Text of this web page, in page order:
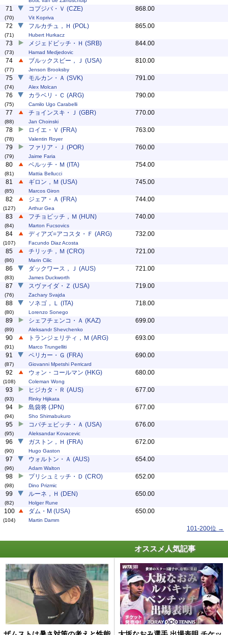
71
(70)
コプジバ・Ｖ (CZE)
Vit Kopriva
868.00
72
(71)
フルカチュ，Ｈ (POL)
Hubert Hurkacz
865.00
73
(73)
メジェドビッチ・Ｈ (SRB)
Hamad Medjedovic
844.00
74
(77)
ブルックスビー，Ｊ (USA)
Jenson Brooksby
810.00
75
(74)
モルカン・Ａ (SVK)
Alex Molcan
791.00
76
(75)
カラベリ・Ｃ (ARG)
Camilo Ugo Carabelli
790.00
77
(88)
チョインスキ・Ｊ (GBR)
Jan Choinski
770.00
78
(78)
ロイエ・Ｖ (FRA)
Valentin Royer
763.00
79
(79)
ファリア・Ｊ (POR)
Jaime Faria
760.00
80
(81)
ベルッチ・Ｍ (ITA)
Mattia Bellucci
754.00
81
(85)
ギロン，Ｍ (USA)
Marcos Giron
745.00
82
(127)
ジェア・Ａ (FRA)
Arthur Gea
744.00
83
(84)
フチョビッチ，Ｍ (HUN)
Marton Fucsovics
740.00
84
(107)
ディアズ=アコスタ・Ｆ (ARG)
Facundo Diaz Acosta
732.00
85
(86)
チリッチ，Ｍ (CRO)
Marin Cilic
721.00
86
(83)
ダックワース，Ｊ (AUS)
James Duckworth
721.00
87
(76)
スヴァイダ・Ｚ (USA)
Zachary Svajda
719.00
88
(80)
ソネゴ，Ｌ (ITA)
Lorenzo Sonego
718.00
89
(89)
シェフチェンコ・Ａ (KAZ)
Aleksandr Shevchenko
699.00
90
(91)
トランジェリティ，Ｍ (ARG)
Marco Trungelliti
693.00
91
(87)
ペリカー・Ｇ (FRA)
Giovanni Mpetshi Perricard
690.00
92
(108)
ウォン・コールマン (HKG)
Coleman Wong
680.00
93
(93)
ヒジカタ・Ｒ (AUS)
Rinky Hijikata
677.00
94
(94)
島袋将 (JPN)
Sho Shimabukuro
677.00
95
(95)
コバチェビッチ・Ａ (USA)
Aleksandar Kovacevic
676.00
96
(90)
ガストン，Ｈ (FRA)
Hugo Gaston
672.00
97
(96)
ウォルトン・Ａ (AUS)
Adam Walton
654.00
98
(98)
プリシュミッチ・Ｄ (CRO)
Dino Prizmic
652.00
99
(82)
ルーネ，Ｈ (DEN)
Holger Rune
650.00
100
(104)
ダム・M (USA)
Martin Damm
650.00
101-200位 →
オススメ人気記事